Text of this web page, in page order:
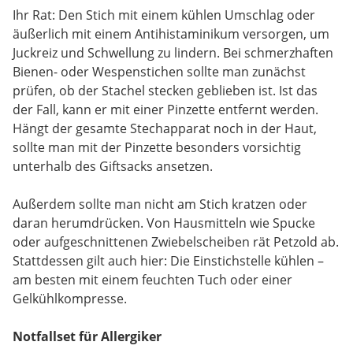
Ihr Rat: Den Stich mit einem kühlen Umschlag oder
äußerlich mit einem Antihistaminikum versorgen, um
Juckreiz und Schwellung zu lindern. Bei schmerzhaften
Bienen- oder Wespenstichen sollte man zunächst
prüfen, ob der Stachel stecken geblieben ist. Ist das
der Fall, kann er mit einer Pinzette entfernt werden.
Hängt der gesamte Stechapparat noch in der Haut,
sollte man mit der Pinzette besonders vorsichtig
unterhalb des Giftsacks ansetzen.
Außerdem sollte man nicht am Stich kratzen oder
daran herumdrücken. Von Hausmitteln wie Spucke
oder aufgeschnittenen Zwiebelscheiben rät Petzold ab.
Stattdessen gilt auch hier: Die Einstichstelle kühlen –
am besten mit einem feuchten Tuch oder einer
Gelkühlkompresse.
Notfallset für Allergiker